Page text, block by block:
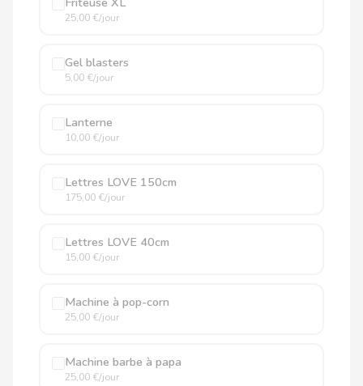
25,00 €/jour
Gel blasters
5,00 €/jour
Lanterne
10,00 €/jour
Lettres LOVE 150cm
175,00 €/jour
Lettres LOVE 40cm
15,00 €/jour
Machine à pop-corn
25,00 €/jour
Machine barbe à papa
25,00 €/jour